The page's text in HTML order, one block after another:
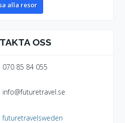
alla resor
OSS
070 85 84 055
info@futuretravel.se
futuretravelsweden